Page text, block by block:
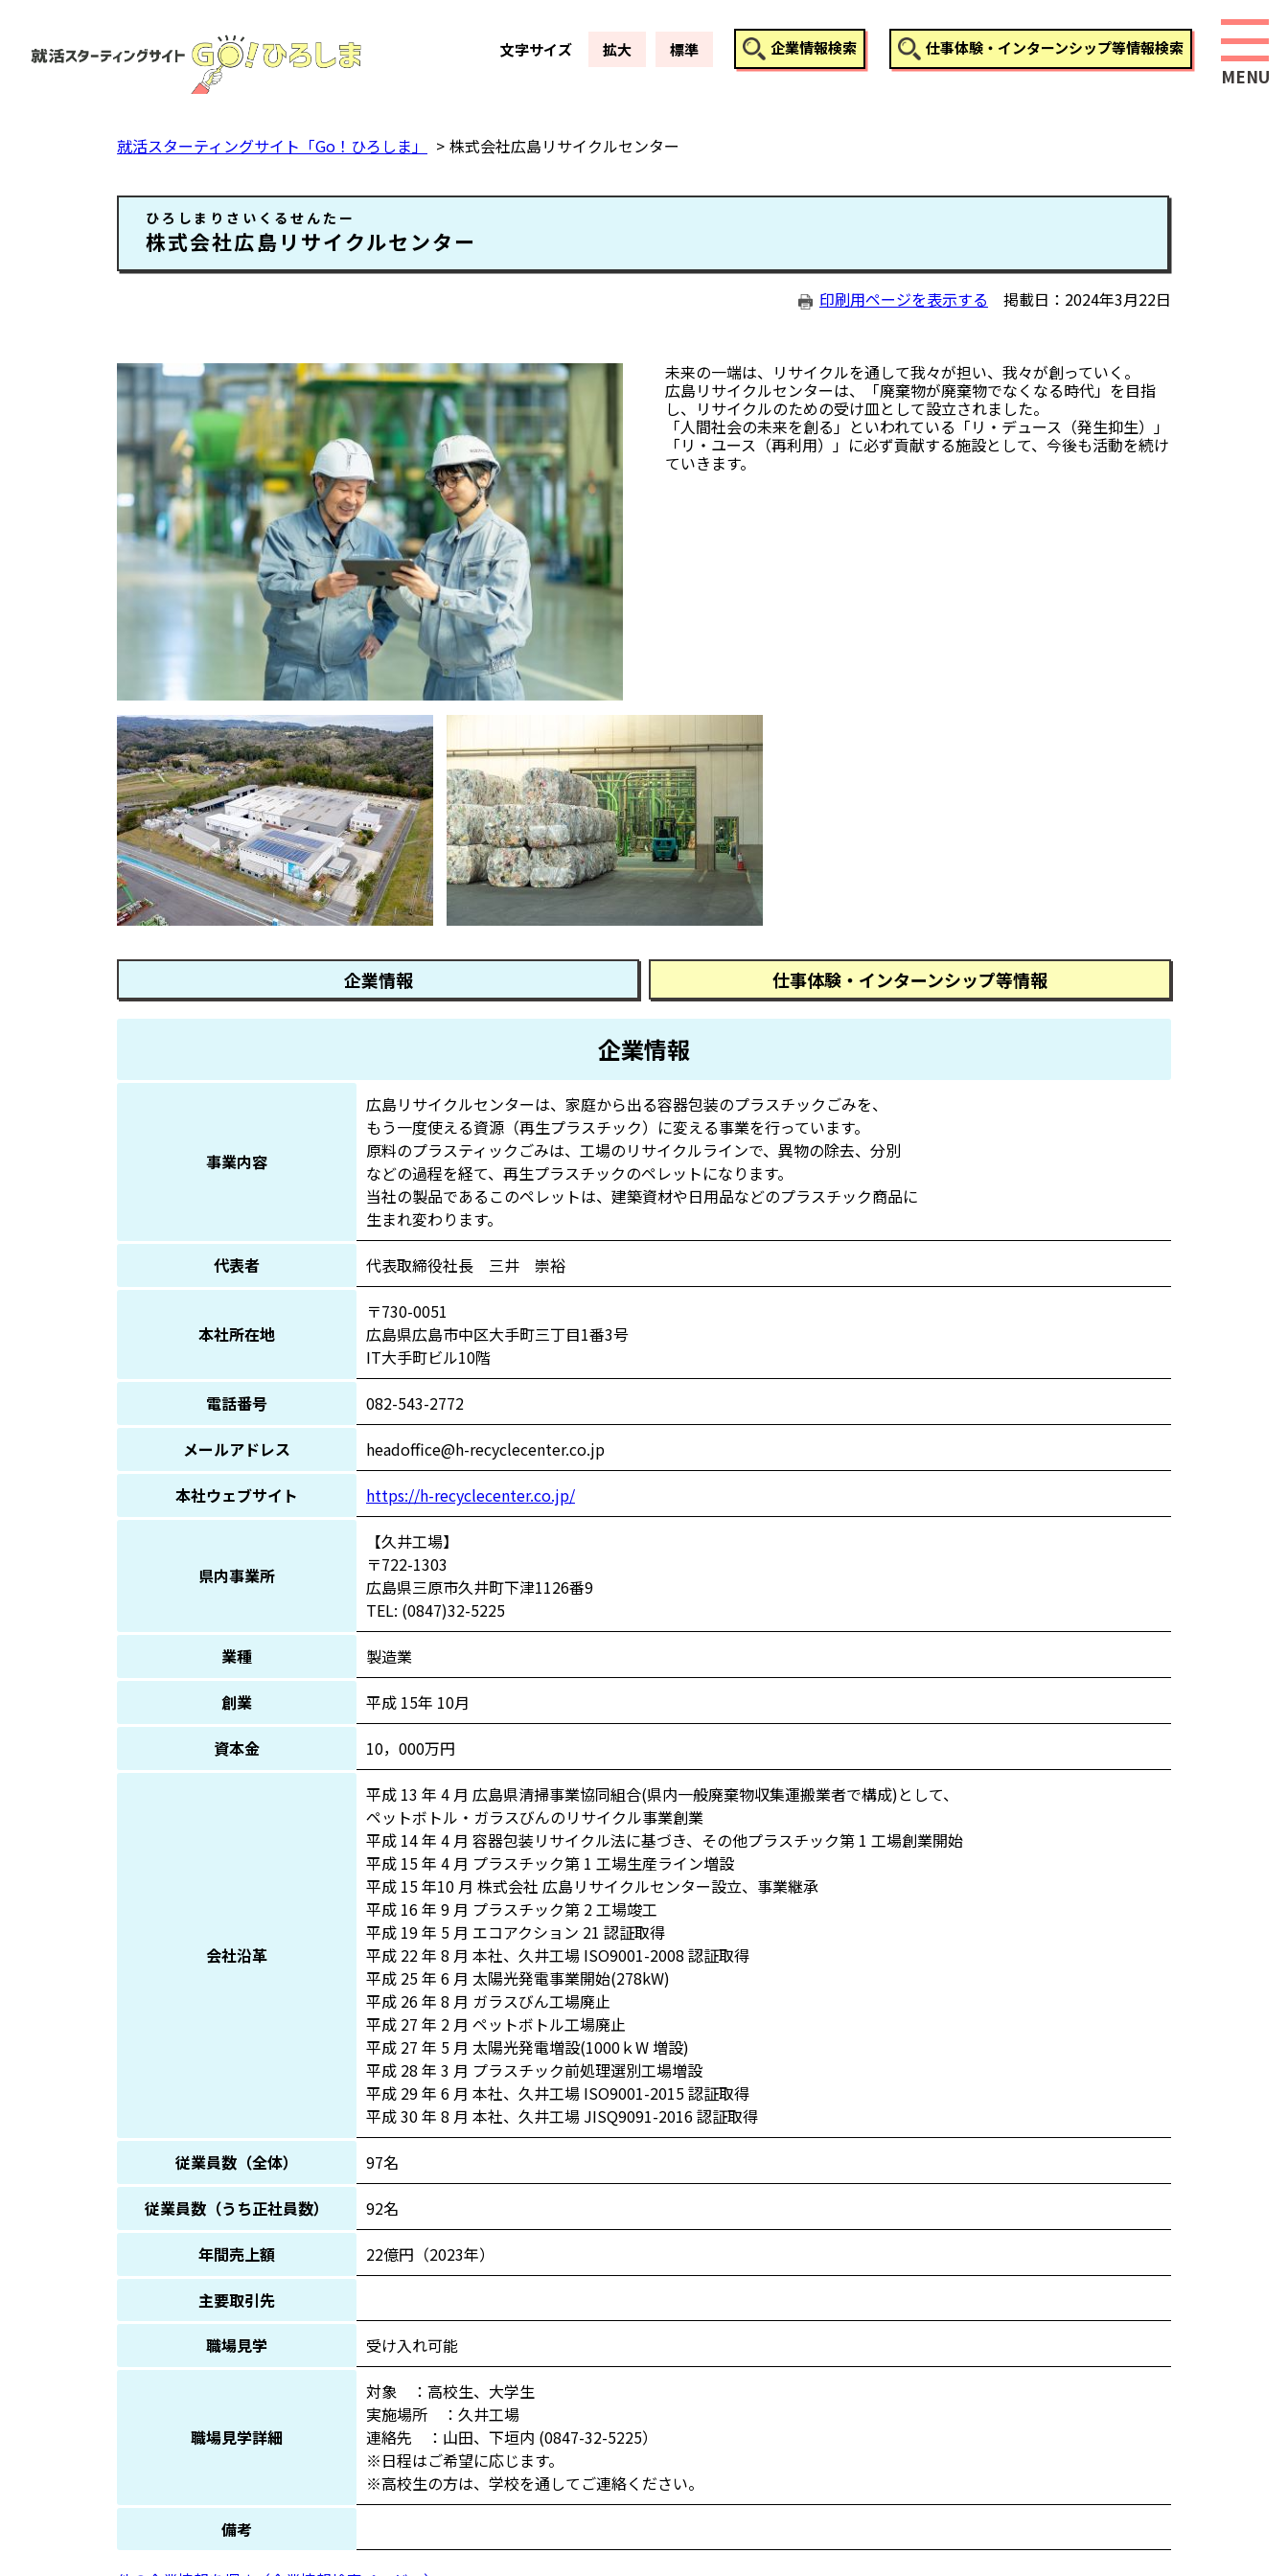
文字サイズ 拡大 標準 企業情報検索 仕事体験・インターンシップ等情報検索
就活スターティングサイト「Go！ひろしま」 株式会社広島リサイクルセンター
ひろしまりさいくるせんたー
株式会社広島リサイクルセンター
印刷用ページを表示する 掲載日 2024年3月22日
未来の一端は、リサイクルを通して我々が担い、我々が創っていく。
広島リサイクルセンターは、「廃棄物が廃棄物でなくなる時代」を目指
し、リサイクルのための受け皿として設立されました。
「人間社会の未来を創る」といわれている「リ・デュース（発生抑生）」
「リ・ユース（再利用）」に必ず貢献する施設として、今後も活動を続け
ていきます。
企業情報 仕事体験・インターンシップ等情報
企業情報
事業内容
広島リサイクルセンターは、家庭から出る容器包装のプラスチックごみを、
もう一度使える資源（再生プラスチック）に変える事業を行っています。
原料のプラスティックごみは、工場のリサイクルラインで、異物の除去、分別
などの過程を経て、再生プラスチックのペレットになります。
当社の製品であるこのペレットは、建築資材や日用品などのプラスチック商品に
生まれ変わります。
代表者
代表取締役社長 三井 崇裕
本社所在地
〒730-0051
広島県広島市中区大手町三丁目1番3号
IT大手町ビル10階
電話番号
082-543-2772
メールアドレス
headoffice@h-recyclecenter.co.jp
本社ウェブサイト
https://h-recyclecenter.co.jp/
県内事業所
【久井工場】
〒722-1303
広島県三原市久井町下津1126番9
TEL: (0847)32-5225
業種
製造業
創業
平成 15年 10月
資本金
10，000万円
会社沿革
平成 13 年 4 月 広島県清掃事業協同組合(県内一般廃棄物収集運搬業者で構成)として、
ペットボトル・ガラスびんのリサイクル事業創業
平成 14 年 4 月 容器包装リサイクル法に基づき、その他プラスチック第 1 工場創業開始
平成 15 年 4 月 プラスチック第 1 工場生産ライン増設
平成 15 年10 月 株式会社 広島リサイクルセンター設立、事業継承
平成 16 年 9 月 プラスチック第 2 工場竣工
平成 19 年 5 月 エコアクション 21 認証取得
平成 22 年 8 月 本社、久井工場 ISO9001-2008 認証取得
平成 25 年 6 月 太陽光発電事業開始(278kW)
平成 26 年 8 月 ガラスびん工場廃止
平成 27 年 2 月 ペットボトル工場廃止
平成 27 年 5 月 太陽光発電増設(1000ｋW 増設)
平成 28 年 3 月 プラスチック前処理選別工場増設
平成 29 年 6 月 本社、久井工場 ISO9001-2015 認証取得
平成 30 年 8 月 本社、久井工場 JISQ9091-2016 認証取得
従業員数（全体）
97名
従業員数（うち正社員数）
92名
年間売上額
22億円（2023年）
主要取引先
職場見学
受け入れ可能
職場見学詳細
対象 ：高校生、大学生
実施場所 ：久井工場
連絡先 ：山田、下垣内 (0847-32-5225）
※日程はご希望に応じます。
※高校生の方は、学校を通してご連絡ください。
備考